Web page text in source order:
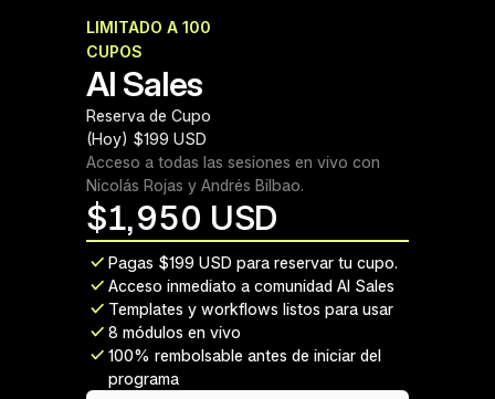
LIMITADO A 100
CUPOS
AI Sales
Reserva de Cupo
(Hoy) $199 USD
Acceso a todas las sesiones en vivo con
Nicolás Rojas y Andrés Bilbao.
$1,950 USD
Pagas $199 USD para reservar tu cupo.
Acceso inmediato a comunidad AI Sales
Templates y workflows listos para usar
8 módulos en vivo
100% rembolsable antes de iniciar del
programa